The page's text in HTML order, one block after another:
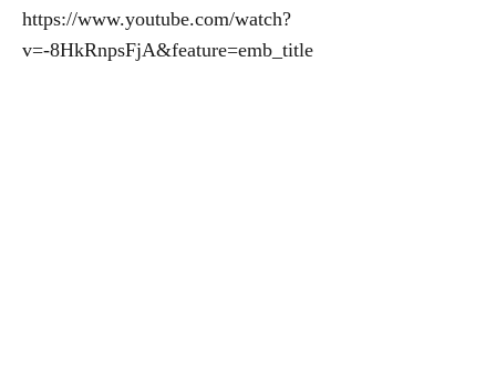
https://www.youtube.com/watch?
v=-8HkRnpsFjA&feature=emb_title